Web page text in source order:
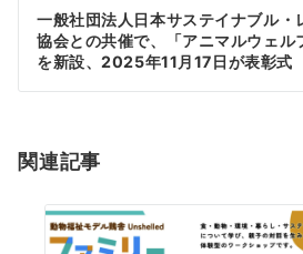
ゲ
ー
シ
ン
一般社団法人日本サステイナブル・
協会との共催で、「アニマルウェル
を新設、2025年11月17日が表彰式
関連記事